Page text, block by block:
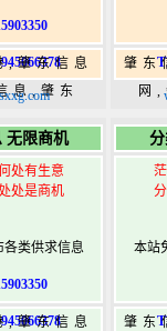
,肇东信息
息,肇东
肇东
网
港
无限商机
处有生意
处是商机
各类供求信息
,肇东信息
本站
肇东